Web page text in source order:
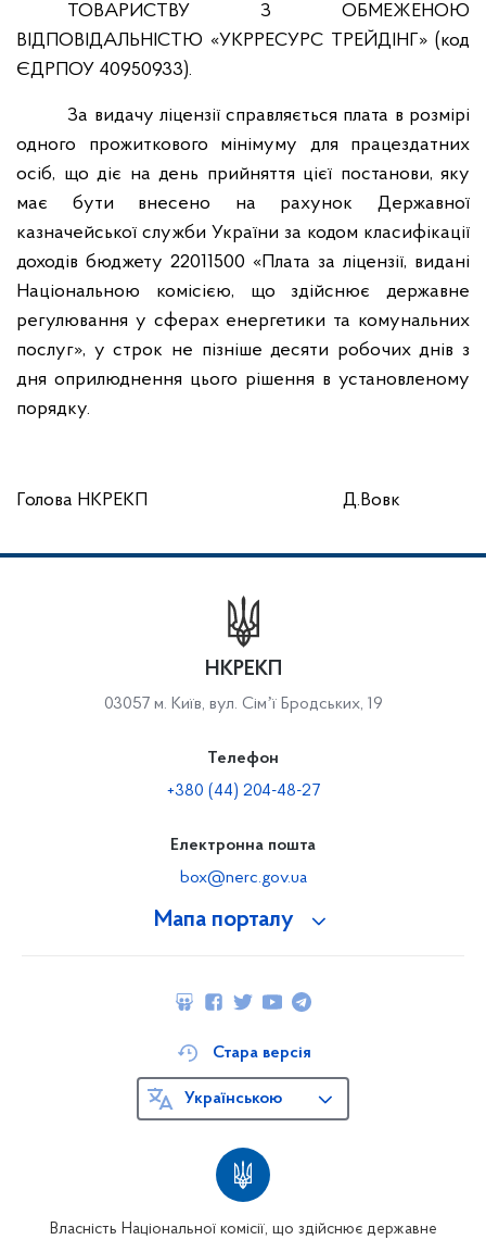
ТОВАРИСТВУ З ОБМЕЖЕНОЮ
ВІДПОВІДАЛЬНІСТЮ «УКРРЕСУРС ТРЕЙДІНГ» (код
ЄДРПОУ 40950933).
За видачу ліцензії справляється плата в розмірі
одного прожиткового мінімуму для працездатних
осіб, що діє на день прийняття цієї постанови, яку
має бути внесено на рахунок Державної
казначейської служби України за кодом класифікації
доходів бюджету 22011500 «Плата за ліцензії, видані
Національною комісією, що здійснює державне
регулювання у сферах енергетики та комунальних
послуг», у строк не пізніше десяти робочих днів з
дня оприлюднення цього рішення в установленому
порядку.
Голова НКРЕКП Д.Вовк
Мапа порталу
НКРЕКП
03057 м. Київ, вул. Сімʼї Бродських, 19
Телефон
+380 (44) 204-48-27
Електронна пошта
box@nerc.gov.ua
Власність Національної комісії, що здійснює державне
Стара версія
Українською